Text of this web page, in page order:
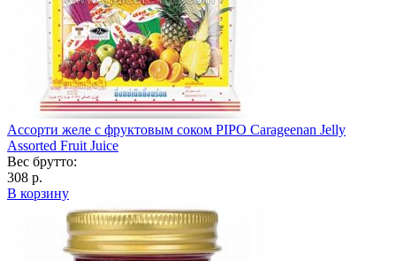
Ассорти желе с фруктовым соком PIPO Carageenan Jelly
Assorted Fruit Juice
Вес брутто:
308 р.
В корзину